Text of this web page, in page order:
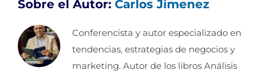
Sobre el Autor: Carlos Jimenez
Conferencista y autor especializado en
tendencias, estrategias de negocios y
marketing. Autor de los libros Análisis